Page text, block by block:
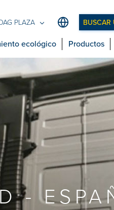
ecológico Productos
PLAZA BUSCAR
-